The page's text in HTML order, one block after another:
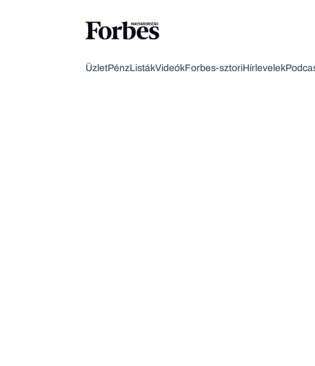
ÜzletPénzListákVideókForbes-sztoriHírlevelek